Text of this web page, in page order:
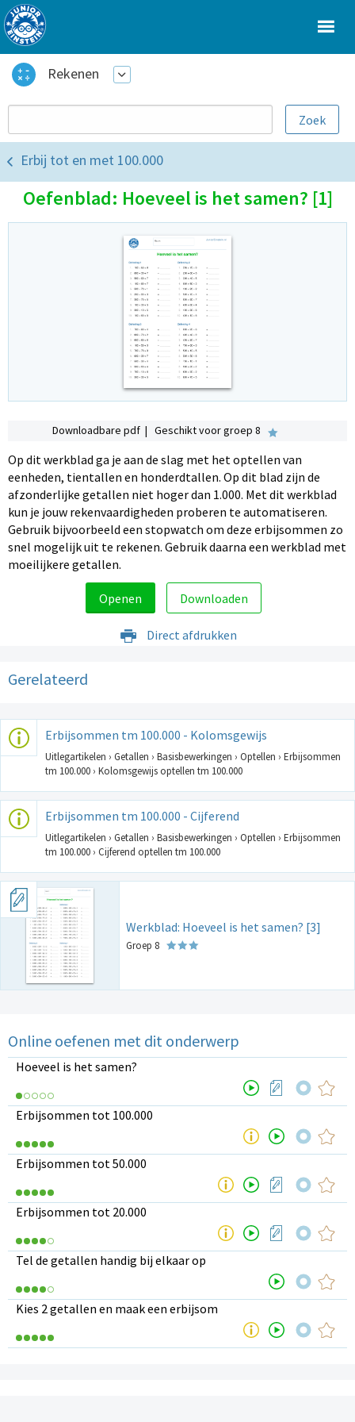
Rekenen
Erbij tot en met 100.000
Oefenblad: Hoeveel is het samen? [1]
Downloadbare pdf | Geschikt voor groep 8
Op dit werkblad ga je aan de slag met het optellen van
eenheden, tientallen en honderdtallen. Op dit blad zijn de
afzonderlijke getallen niet hoger dan 1.000. Met dit werkblad
kun je jouw rekenvaardigheden proberen te automatiseren.
Gebruik bijvoorbeeld een stopwatch om deze erbijsommen zo
snel mogelijk uit te rekenen. Gebruik daarna een werkblad met
moeilijkere getallen.
Openen Downloaden
Direct afdrukken
Gerelateerd
Erbijsommen tm 100.000 - Kolomsgewijs
Uitlegartikelen › Getallen › Basisbewerkingen › Optellen › Erbijsommen
tm 100.000 › Kolomsgewijs optellen tm 100.000
Erbijsommen tm 100.000 - Cijferend
Uitlegartikelen › Getallen › Basisbewerkingen › Optellen › Erbijsommen
tm 100.000 › Cijferend optellen tm 100.000
Werkblad: Hoeveel is het samen? [3]
Groep 8
Online oefenen met dit onderwerp
Hoeveel is het samen?
Erbijsommen tot 100.000
Erbijsommen tot 50.000
Erbijsommen tot 20.000
Tel de getallen handig bij elkaar op
Kies 2 getallen en maak een erbijsom